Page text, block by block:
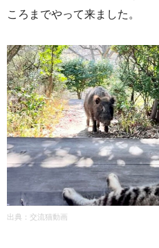
ころまでやって来ました。
出典： 交流猫動画